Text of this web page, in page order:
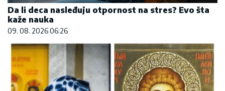
Da li deca nasleđuju otpornost na stres? Evo šta
kaže nauka
09. 08. 2026 06:26